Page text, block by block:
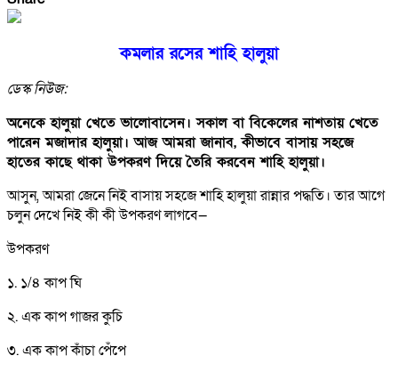
কমলার রসের শাহি হালুয়া
ডেস্ক নিউজ:
অনেকে হালুয়া খেতে ভালোবাসেন। সকাল বা বিকেলের নাশতায় খেতে
পারেন মজাদার হালুয়া। আজ আমরা জানাব, কীভাবে বাসায় সহজে
হাতের কাছে থাকা উপকরণ দিয়ে তৈরি করবেন শাহি হালুয়া।
আসুন, আমরা জেনে নিই বাসায় সহজে শাহি হালুয়া রান্নার পদ্ধতি। তার আগে
চলুন দেখে নিই কী কী উপকরণ লাগবে—
উপকরণ
১. ১/৪ কাপ ঘি
২. এক কাপ গাজর কুচি
৩. এক কাপ কাঁচা পেঁপে